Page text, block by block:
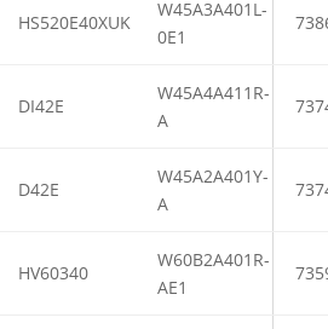
HS520E40XUK
W45A3A401L-
0E1
DI42E
W45A4A411R-
A
D42E
W45A2A401Y-
A
HV60340
W60B2A401R-
AE1